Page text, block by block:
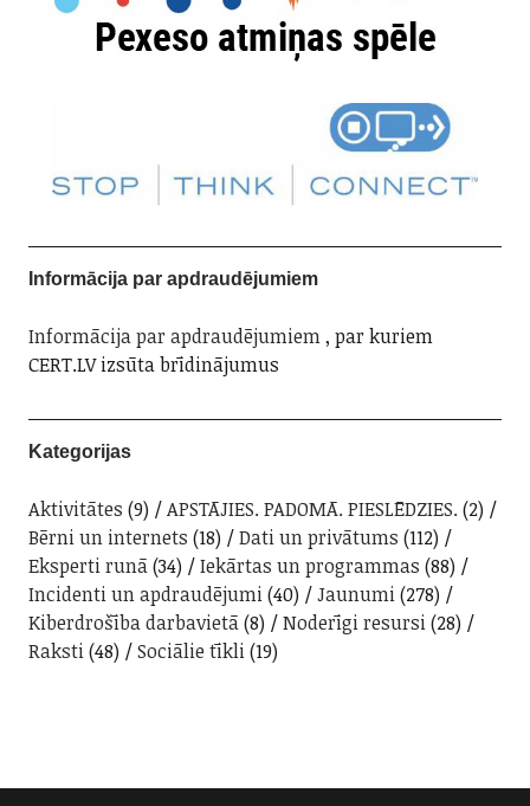
Informācija par apdraudējumiem
Informācija par apdraudējumiem, par kuriem
CERT.LV izsūta brīdinājumus
Kategorijas
Aktivitātes (9) APSTĀJIES. PADOMĀ. PIESLĒDZIES. (2)
Bērni un internets (18) Dati un privātums (112)
Eksperti runā(34) Iekārtas un programmas (88)
Incidenti un apdraudējumi(40) Jaunumi(278)
Kiberdrošība darbavietā(8) Noderīgi resursi(28)
Raksti(48) Sociālie tīkli(19)